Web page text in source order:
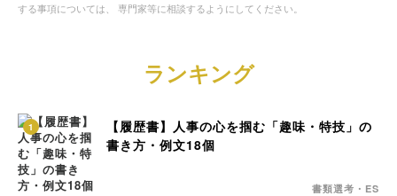
する事項については、 専門家等に相談するようにしてください。
ランキング
1
【履歴書】人事の心を掴む「趣味・特技」の
書き方・例文18個
書類選考・ES